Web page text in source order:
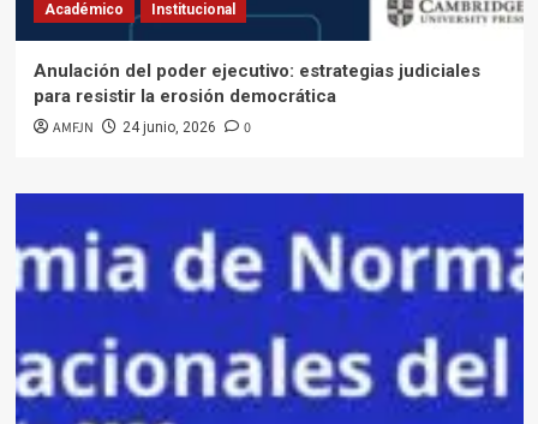
Académico Institucional
Anulación del poder ejecutivo: estrategias judiciales
para resistir la erosión democrática
AMFJN 24 junio, 2026 0